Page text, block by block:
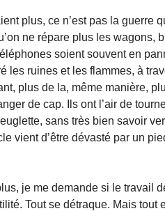
plus, ce n’est pas la guerre
ne répare plus les wagons,
soient souvent en
les ruines et les flammes, à
plus de la, même manière,
de cap. Ils ont l’air de
sans très bien savoir
vient d’être dévasté par un
je me demande si le travail
Tout se détraque. Mais tout